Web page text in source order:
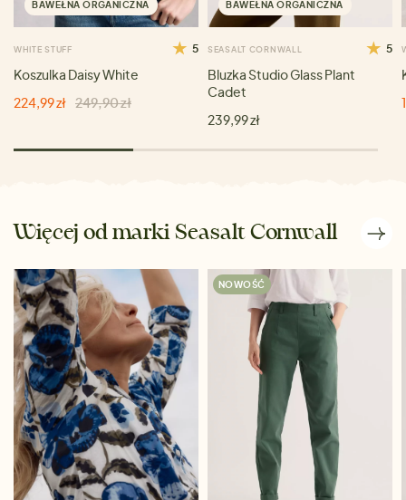
BAWEŁNA ORGANICZNA
WHITE STUFF 5
Koszulka Daisy White
224,99 zł 249,90 zł
BAWEŁNA ORGANICZNA
SEASALT CORNWALL 5
Bluzka Studio Glass Plant
Cadet
239,99 zł
Więcej od marki Seasalt Cornwall
NOWOŚĆ